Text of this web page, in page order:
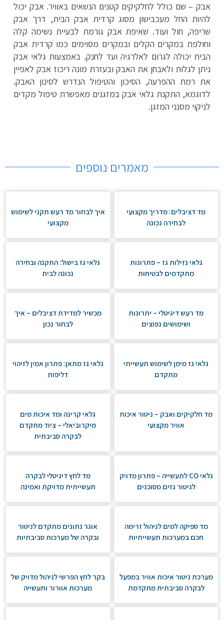
אבק – שם כולל לחלקיקים קטנים הנשאים באוויר. אבק יכול
להיות החל מעכבישון מסוג קרדית אבק הבית, דרך אבק
שריפה, חול ועוד. שאיפת אבק גורמת לבעיית נשימה קלה
וחולפת במקרים הקלים ובמקרים מסוימים כמו קרדית אבק
הבית יכולה לגרום לאלרגיה ועד לחנק. באמצעות גלאי אבק
ניתן לגלות ולאבחן את האבק ובעזרת מונה ריכוז אבק לאפיין
את רמת ההפרעה, הסיכון והטיפול הנדרש לסינון האבק.
לדוגמא, התקנת גלאי אבק במזגנים מאפשרת טיפול מקדים
לניקוי מסנני המזגן.
מאמרים נוספים
מד דציבלים: מדריך מקצועי
לבחירה נכונה
איך לבחור מד רעש תקני לשימוש
מקצועי
גלאי נזילות גז – פתרונות
מתקדמים לבטיחות
גלאי גז בישול: התקנה ובחירה
נכונה לבית
מד רעש דיגיטלי – יתרונות
ושימושים נפוצים
מכשיר למדידת דציבלים – איך
לבחור נכון
גלאי גז מימן לשימוש תעשייתי
מתקדם
גלאי גז מתאן: פתרון אמין לזיהוי
דליפות
מד חלקיקים ואבק – ניטור איכות
אוויר מקצועי
גלאי קרינה ומד איכות מים
מיקרוביאלי – ציוד מתקדם
לבקרה סביבתית
גלאי CO לתעשייה – פתרון מדויק
לניטור גזים מסוכנים
מד לחץ דיגיטלי לבקרה
תעשייתית מדויקת ואמינה
מד ספיקה למים לניהול זרימה
חכם במערכות תעשייתיות
אוגר נתונים מתקדם לניטור
ובקרה של מערכות סביבתיות
מערכת ניטור איכות אוויר במפעל
לבקרה סביבתית מתקדמת
בקר לחץ הפרשי לניהול מדויק של
מערכות אוורור ותעשייה